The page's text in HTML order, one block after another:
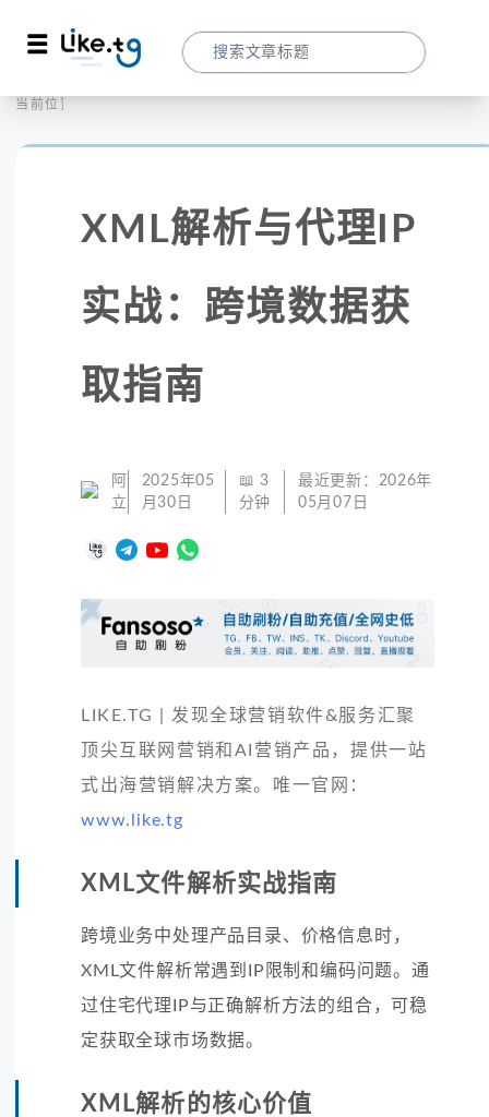
当前位置：
XML解析与代理IP
实战：跨境数据获
取指南
阿
立
2025年05
月30日
📖 3
分钟
最近更新： 2026年
05月07日
LIKE.TG | 发现全球营销软件&服务汇聚
顶尖互联网营销和AI营销产品，提供一站
式出海营销解决方案。唯一官网：
www.like.tg
XML文件解析实战指南
跨境业务中处理产品目录、价格信息时，
XML文件解析常遇到IP限制和编码问题。通
过住宅代理IP与正确解析方法的组合，可稳
定获取全球市场数据。
XML解析的核心价值